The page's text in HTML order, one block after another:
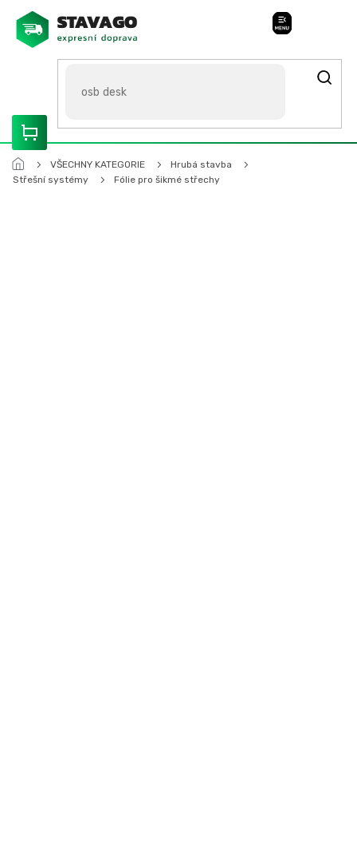
obsah
ROZVÁŽÍME OLOMOUCKO, SVITAVSKO, ŠUMPERSKO, BRNO,
PARDUBICE, HRADEC KRÁLOVÉ
VŠECHNY KATEGORIE
Hrubá stavba
Střešní systémy
Fólie pro šikmé střechy
Stavago Podpora